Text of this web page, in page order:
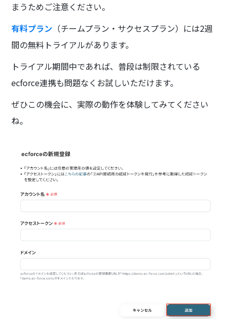
まうためご注意ください。
有料プラン （チームプラン・サクセスプラン）には2週
間の無料トライアルがあります。
トライアル期間中であれば、普段は制限されている
ecforce連携も問題なくお試しいただけます。
ぜひこの機会に、実際の動作を体験してみてください
ね。